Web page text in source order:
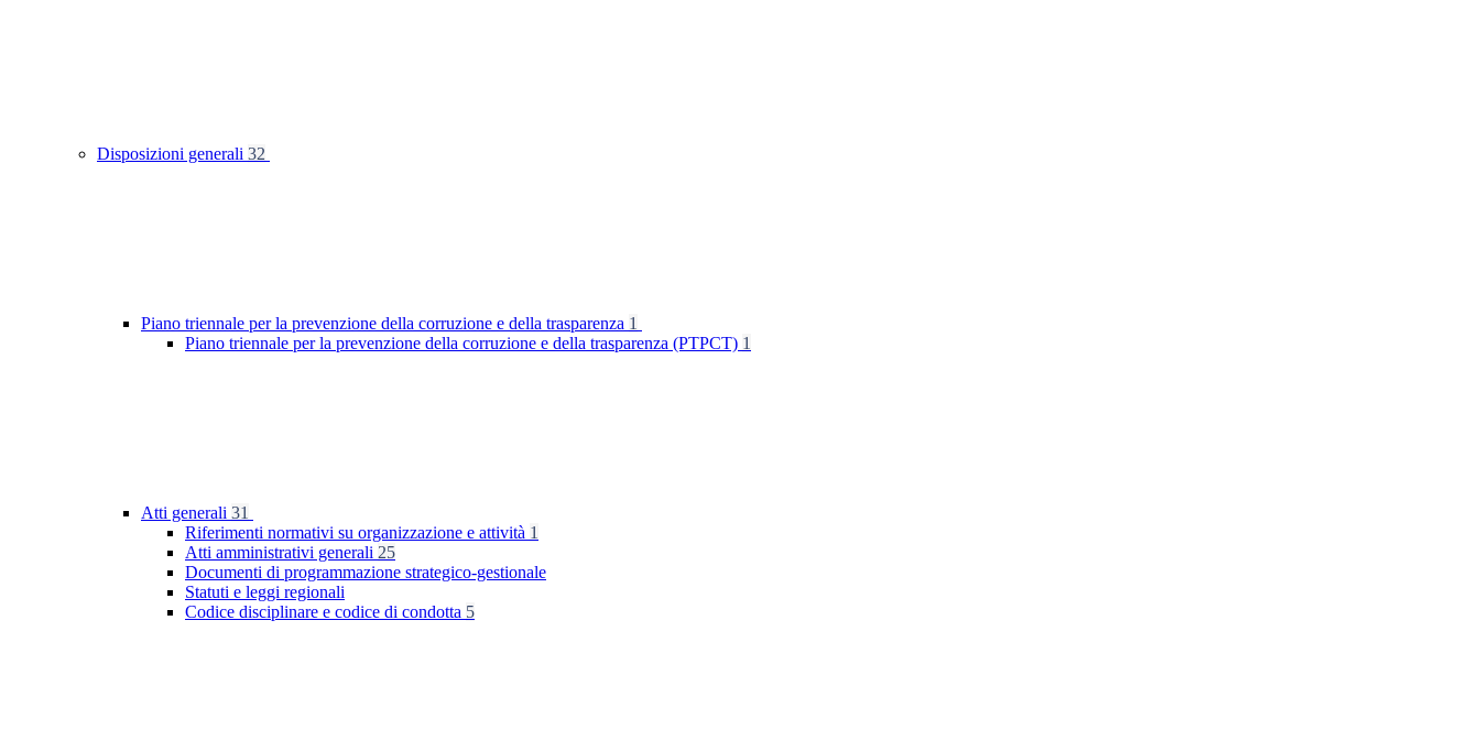
Disposizioni generali 32
Piano triennale per la prevenzione della corruzione e della trasparenza 1
Piano triennale per la prevenzione della corruzione e della trasparenza (PTPCT) 1
Atti generali 31
Riferimenti normativi su organizzazione e attività 1
Atti amministrativi generali 25
Documenti di programmazione strategico-gestionale
Statuti e leggi regionali
Codice disciplinare e codice di condotta 5